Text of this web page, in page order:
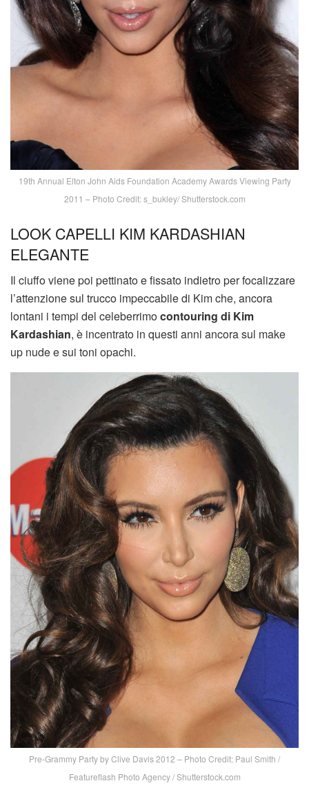
19th Annual Elton John Aids Foundation Academy Awards Viewing Party
2011 – Photo Credit: s_bukley/ Shutterstock.com
LOOK CAPELLI KIM KARDASHIAN
ELEGANTE
Il ciuffo viene poi pettinato e fissato indietro per focalizzare
l’attenzione sul trucco impeccabile di Kim che, ancora
lontani i tempi del celeberrimocontouring di Kim
Kardashian, è incentrato in questi anni ancora sul make
up nude e sui toni opachi.
Pre-Grammy Party by Clive Davis 2012 – Photo Credit: Paul Smith /
Featureflash Photo Agency / Shutterstock.com